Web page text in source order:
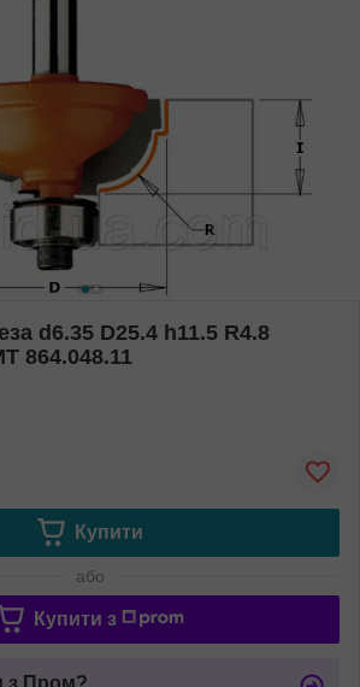
d6.35 D25.4 h11.5 R4.8
864.048.11
Купити
або
Купити з
з Пром?